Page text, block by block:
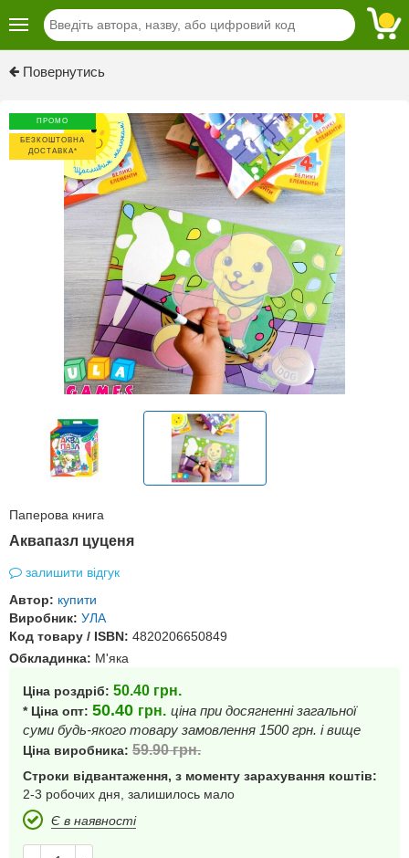
Повернутись
ПРОМО
БЕЗКОШТОВНА
ДОСТАВКА*
Паперова книга
Аквапазл цуценя
залишити відгук
Автор: купити
Виробник: УЛА
Код товару / ISBN: 4820206650849
Обкладинка: М'яка
Ціна роздріб: 50.40 грн.
* Ціна опт: 50.40 грн. ціна при досягненні загальної
суми будь-якого товару замовлення 1500 грн. і вище
Ціна виробника: 59.90грн.
Строки відвантаження, з моменту зарахування коштів:
2-3 робочих дня, залишилось мало
Є в наявності